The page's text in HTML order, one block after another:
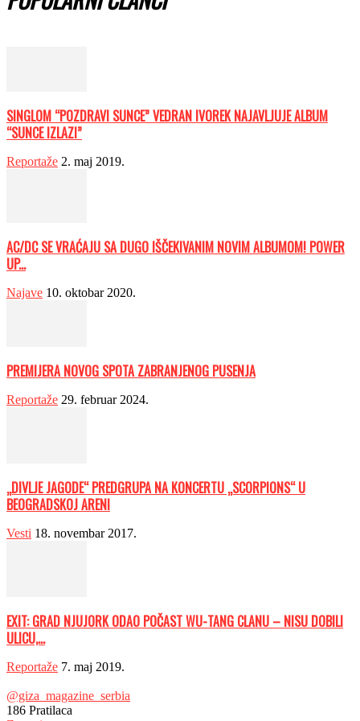
SINGLOM “POZDRAVI SUNCE” VEDRAN IVOREK NAJAVLJUJE ALBUM
“SUNCE IZLAZI”
Reportaže 2. maj 2019.
AC/DC SE VRAĆAJU SA DUGO IŠČEKIVANIM NOVIM ALBUMOM! POWER
UP...
Najave 10. oktobar 2020.
PREMIJERA NOVOG SPOTA ZABRANJENOG PUSENJA
Reportaže 29. februar 2024.
„DIVLJE JAGODE“ PREDGRUPA NA KONCERTU „SCORPIONS“ U
BEOGRADSKOJ ARENI
Vesti 18. novembar 2017.
EXIT: GRAD NJUJORK ODAO POČAST WU-TANG CLANU – NISU DOBILI
ULICU,...
Reportaže 7. maj 2019.
@giza_magazine_serbia
186 Pratilaca